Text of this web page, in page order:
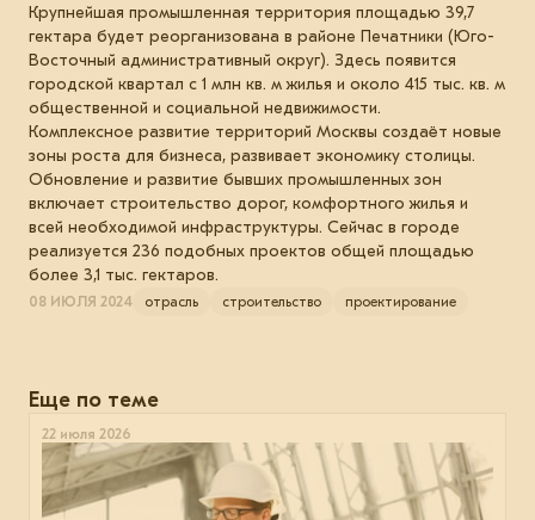
Крупнейшая промышленная территория площадью 39,7
гектара будет реорганизована в районе Печатники (Юго-
Восточный административный округ). Здесь появится
городской квартал с 1 млн кв. м жилья и около 415 тыс. кв. м
общественной и социальной недвижимости.
Комплексное развитие территорий Москвы создаёт новые
зоны роста для бизнеса, развивает экономику столицы.
Обновление и развитие бывших промышленных зон
включает строительство дорог, комфортного жилья и
всей необходимой инфраструктуры. Сейчас в городе
реализуется 236 подобных проектов общей площадью
более 3,1 тыс. гектаров.
08 ИЮЛЯ 2024 отрасль строительство проектирование
Еще по теме
22 июля 2026